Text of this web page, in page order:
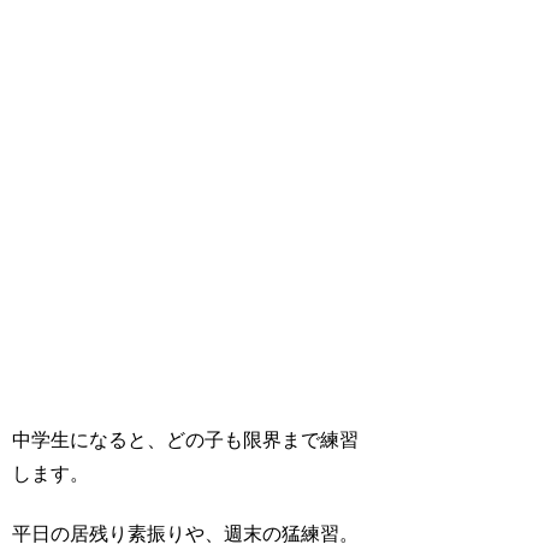
中学生になると、どの子も限界まで練習
します。
平日の居残り素振りや、週末の猛練習。